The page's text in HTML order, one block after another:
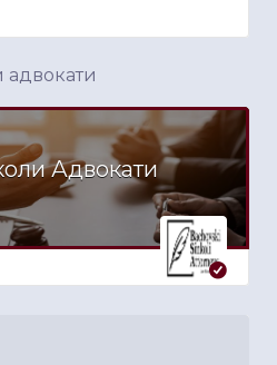
адвокати
Адвокати